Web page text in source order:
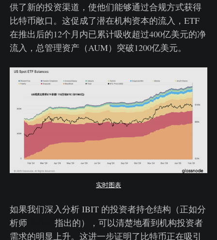
供了新的投资渠道，使他们能够通过合规方式获得
比特币敞口。这促成了潜在机构资本的流入，ETF
在推出后的12个月内已累计吸收超过400亿美元的净
流入，总管理资产（AUM）突破1200亿美元。
实时图表
如果我们深入分析 IBIT 的投资者持仓结构（正如分
析师
指出的），可以清楚地看到机构投资者
需求的明显上升。这进一步证明了比特币正在吸引